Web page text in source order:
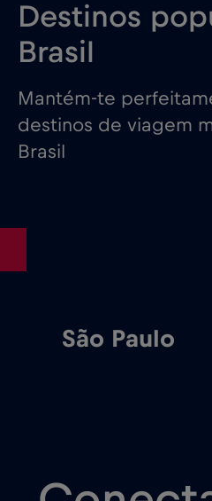
Destinos
Brasil
Mantém-te
destinos de viagem
Brasil
São Paulo